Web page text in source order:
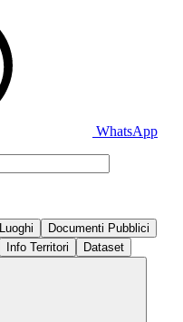
WhatsApp
Luoghi
Documenti Pubblici
Info Territori Dataset